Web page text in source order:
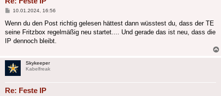
Beitrag
10.01.2024, 16:56
Wenn du den Post richtig gelesen hättest dann wüsstest du, dass der TE
seine Fritzbox regelmäßig neu startet.... Und gerade das ist neu, dass die
IP dennoch bleibt.
Skykeeper
Kabelfreak
Re: Feste IP